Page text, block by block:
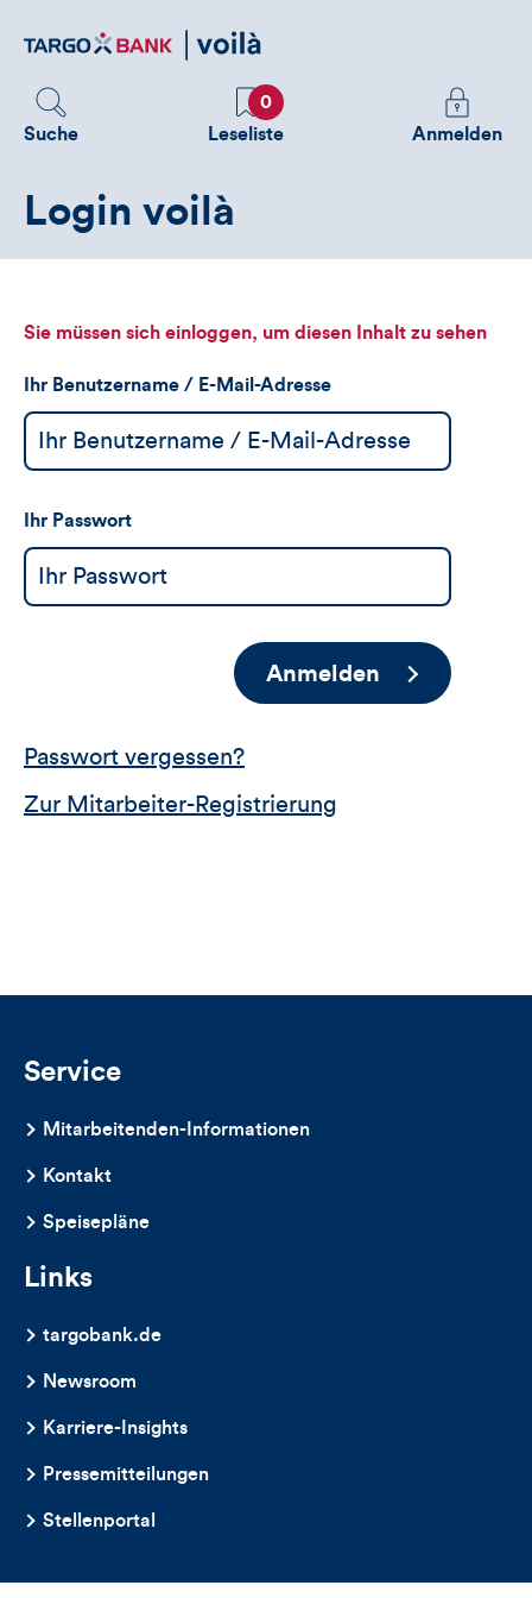
zum
Suche
Favoriten
0
Leseliste
Melden
Sie
sehen
Anmelden
Login voilà
Sie müssen sich einloggen, um diesen Inhalt zu sehen
Ihr Benutzername / E-Mail-Adresse
Ihr Passwort
Anmelden
Passwort vergessen?
Zur Mitarbeiter-Registrierung
Service
Mitarbeitenden-Informationen
Kontakt
Speisepläne
Links
targobank.de
Newsroom
Karriere-Insights
Pressemitteilungen
Stellenportal